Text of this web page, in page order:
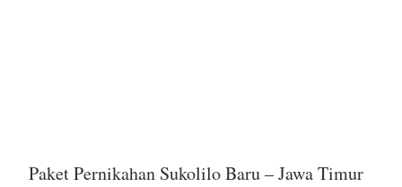
Paket Pernikahan Sukolilo Baru – Jawa Timur